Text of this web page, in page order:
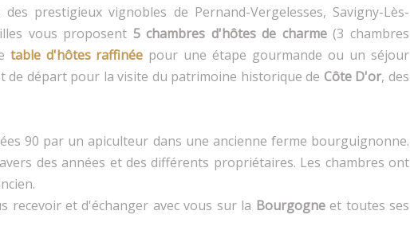
prestigieux vignobles de Pernand-Vergelesses, Savigny-Lès-
vous proposent 5 chambres d'hôtes de charme(3 chambres
table d'hôtes raffinée pour une étape gourmande ou un séjour
de départ pour la visite du patrimoine historique de Côte D'or, des
90 par un apiculteur dans une ancienne ferme bourguignonne.
des années et des différents propriétaires. Les chambres ont
recevoir et d'échanger avec vous sur la Bourgogneet toutes ses